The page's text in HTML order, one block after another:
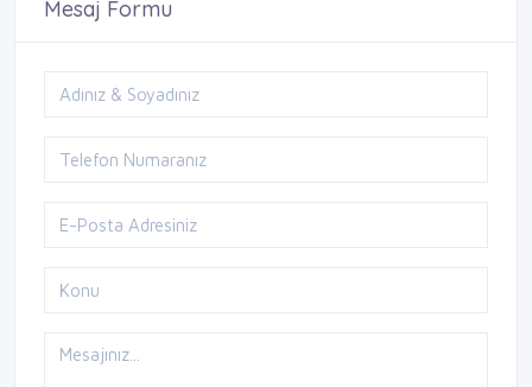
Mesaj Formu